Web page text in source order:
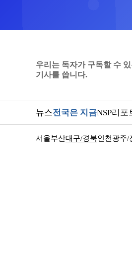
우리는 독자가 구독할 수
기사를 씁니다.
뉴스전국은 지금NSP리포
서울부산대구/경북인천 광주/